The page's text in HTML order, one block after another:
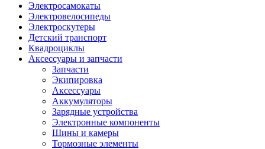
Электросамокаты
Электровелосипеды
Электроскутеры
Детский транспорт
Квадроциклы
Аксессуары и запчасти
Запчасти
Экипировка
Аксессуары
Аккумуляторы
Зарядные устройства
Электронные компоненты
Шины и камеры
Тормозные элементы